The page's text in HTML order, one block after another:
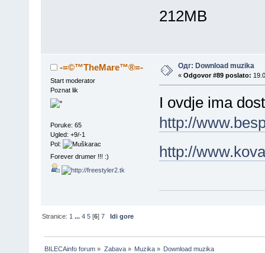
212MB
-=©™TheMare™®=-
Start moderator
Poznat lik
Poruke: 65
Ugled: +9/-1
Pol:
Forever drumer !!! :)
Одг: Download muzika
« Odgovor #89 poslato:
I ovdje ima
http://
http://
Stranice: 1 ...4 5 [6]7 Idi gore
BILECAinfo forum » Zabava» Muzika» Download muzika